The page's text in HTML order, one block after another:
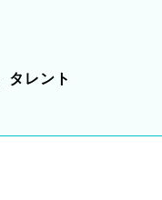
タレント